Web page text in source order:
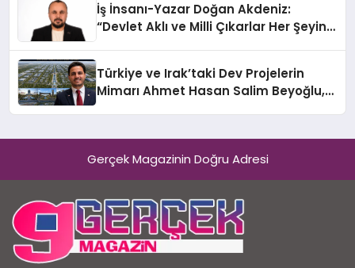
İş İnsanı-Yazar Doğan Akdeniz:
“Devlet Aklı ve Milli Çıkarlar Her Şeyin
Türkiye ve Irak’taki Dev Projelerin
Mimarı Ahmet Hasan Salim Beyoğlu,
Hayata Geçirecek
Gerçek Magazinin Doğru Adresi